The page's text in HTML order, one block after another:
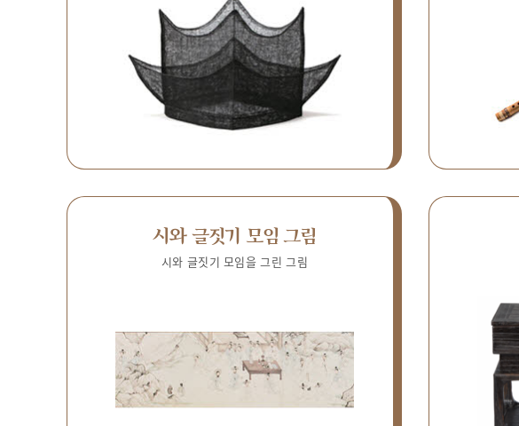
시와 글짓기 모임 그림
시와 글짓기 모임을 그린 그림